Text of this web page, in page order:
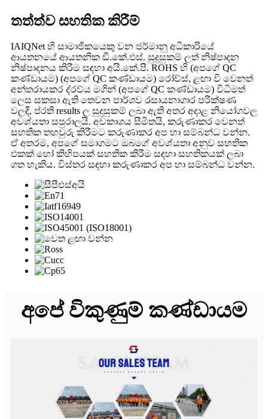
තත්ත්ව සහතික කිරීම්
IAIQNet හි සාමාජිකයෙකු වන ජර්මානු අධිකාරියේ
ආයතනයේ ආයතනික ඩී.කේ.එස්. සුදුසුකම් ලත් නිෂ්පාදන
නිෂ්පාදනය කිරීම සඳහා අයි.කේ.පී. ROHS හි (අපගේ QC
කණ්ඩායම) (අපගේ QC කණ්ඩායම) රෝච්ස්, ළඟා වී වෙනත්
අන්තරායකර ද්රව්ය මගින් (අපගේ QC කණ්ඩායම) විධිමත්
ලෙස සකසා ඇති තෙවන පාර්ශව රසායනාගාර පරීක්ෂණ
වලදී, ප්රති results ල සුදුසුකම් ලබා ඇති අතර අදාළ නියෝගවල
අවශ්යතා සපුරාලයි. අවකාශය සීමිතයි, කරුණාකර වෙනත්
සහතික තහවුරු කිරීමට කරුණාකර අප හා සම්බන්ධ වන්න.
ඒ අතරම, අපගේ සමාගමට ඔබගේ අවශ්යතා අනුව සහතික
එකක් හෝ කිහිපයක් සහතික කිරීම සඳහා සහතිකයක් ලබා
ගත හැකිය. විස්තර සඳහා කරුණාකර අප හා සම්බන්ධ වන්න.
අපේ විකුණුම් කණ්ඩායම